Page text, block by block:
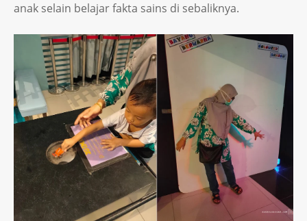
anak selain belajar fakta sains di sebaliknya.